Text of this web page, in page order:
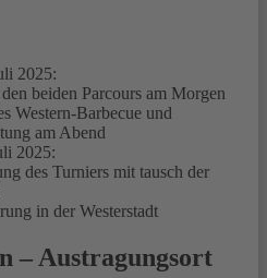
2025:
beiden Parcours am Morgen
Western-Barbecue und
am Abend
2025:
des Turniers mit tausch der
in der Westerstadt
– Austragungsort